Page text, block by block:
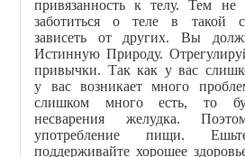
привязанность к телу. Тем
заботиться о теле в такой
зависеть от других. Вы
Истинную Природу.
привычки. Так как у вас
у вас возникает много
слишком много есть, то
несварения желудка.
употребление пищи.
поддерживайте хорошее